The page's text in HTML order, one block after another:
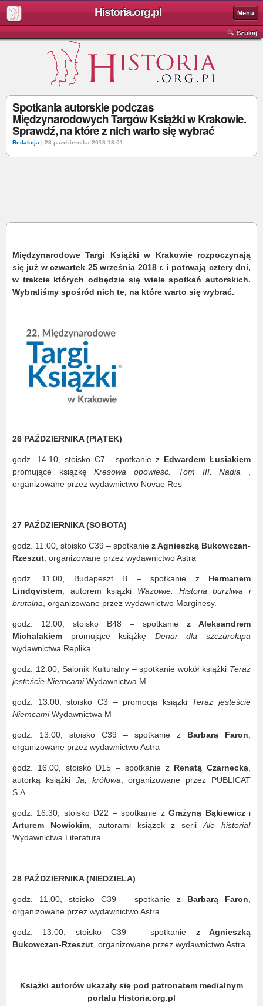
Historia.org.pl Menu
Szukaj
Spotkania autorskie podczas
Międzynarodowych Targów Książki w Krakowie.
Sprawdź, na które z nich warto się wybrać
Redakcja | 23 października 2018 13:01
Międzynarodowe Targi Książki w Krakowie rozpoczynają
się już w czwartek 25 września 2018 r. i potrwają cztery dni,
w trakcie których odbędzie się wiele spotkań autorskich.
Wybraliśmy spośród nich te, na które warto się wybrać.
26 PAŹDZIERNIKA (PIĄTEK)
godz. 14.10, stoisko C7 - spotkanie z Edwardem Łusiakiem
promujące książkęKresowa opowieść. Tom III. Nadia
organizowane przez wydawnictwo Novae Res
27 PAŹDZIERNIKA (SOBOTA)
godz. 11.00, stoisko C39 – spotkanie z Agnieszką Bukowczan-
Rzeszut , organizowane przez wydawnictwo Astra
godz. 11.00, Budapeszt B – spotkanie z Hermanem
Lindqvistem , autorem książki Wazowie. Historia burzliwa i
brutalna , organizowane przez wydawnictwo Marginesy.
godz. 12.00, stoisko B48 – spotkanie z Aleksandrem
Michalakiem promujące książkę Denar dla szczurołapa
wydawnictwa Replika
godz. 12.00, Salonik Kulturalny – spotkanie wokół książki Teraz
jesteście NiemcamiWydawnictwa M
godz. 13.00, stoisko C3 – promocja książki Teraz jesteście
NiemcamiWydawnictwa M
godz. 13.00, stoisko C39 – spotkanie z Barbarą Faron
organizowane przez wydawnictwo Astra
godz. 16.00, stoisko D15 – spotkanie z Renatą Czarnecką
autorką książki Ja, królowa , organizowane przez PUBLICAT
S.A.
godz. 16.30, stoisko D22 – spotkanie zGrażyną Bąkiewiczi
Arturem Nowickim, autorami książek z seriiAle historia!
Wydawnictwa Literatura
28 PAŹDZIERNIKA (NIEDZIELA)
godz. 11.00, stoisko C39 – spotkanie z Barbarą Faron
organizowane przez wydawnictwo Astra
godz. 13.00, stoisko C39 – spotkanie z Agnieszką
Bukowczan-Rzeszut , organizowane przez wydawnictwo Astra
Książki autorów ukazały się pod patronatem medialnym
portalu Historia.org.pl